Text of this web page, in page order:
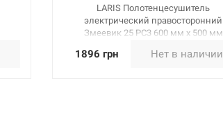
LARIS Полотенцесушитель
электрический правосторонний
Змеевик 25 PC3 600 мм х 500 мм
1896 грн Нет в наличии